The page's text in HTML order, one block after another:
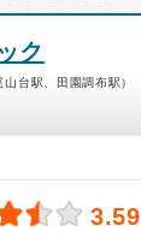
ク
台駅、田園調布駅）
3.59